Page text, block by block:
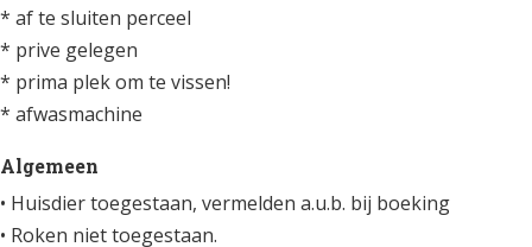
* af te sluiten perceel
* prive gelegen
* prima plek om te vissen!
* afwasmachine
Algemeen
• Huisdier toegestaan, vermelden a.u.b. bij boeking
• Roken niet toegestaan.